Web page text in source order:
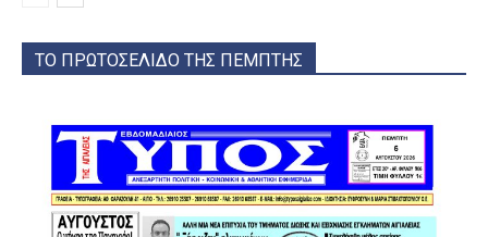
ΤΟ ΠΡΩΤΟΣΕΛΙΔΟ ΤΗΣ ΠΕΜΠΤΗΣ